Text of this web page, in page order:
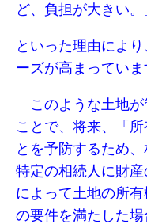
ど、負担が大きい。
といった理由によ
ーズが高まっていま
このような土地が
ことで、将来、「
とを予防するため
特定の相続人に財産
によって土地の所
の要件を満たした